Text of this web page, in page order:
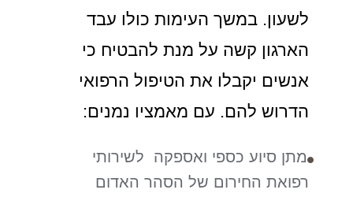
לשעון. במשך העימות כולו עבד
הארגון קשה על מנת להבטיח כי
אנשים יקבלו את הטיפול הרפואי
הדרוש להם. עם מאמציו נמנים:
מתן סיוע כספי ואספקה לשירותי
רפואת החירום של הסהר האדום